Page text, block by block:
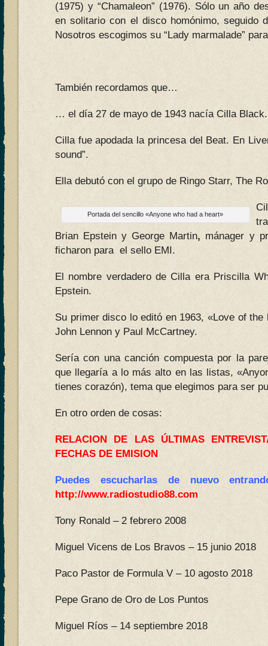
(1975) y “Chamaleon” (1976). Sólo un año
en solitario con el disco homónimo, seguido
Nosotros escogimos su “Lady marmalade”
También recordamos que…
… el día 27 de mayo de 1943 nacía Cilla Black.
Cilla fue apodada la princesa del Beat. En
sound”.
Ella debutó con el grupo de Ringo Starr, The
Portada del sencillo «Anyone who had a heart»
Brian Epstein y George Martin, mánager y
ficharon para el sello EMI.
El nombre verdadero de Cilla era Priscilla
Epstein.
Su primer disco lo editó en 1963, «Love of
John Lennon y Paul McCartney.
Sería con una canción compuesta por la
que llegaría a lo más alto en las listas,
tienes corazón), tema que elegimos para ser
En otro orden de cosas:
RELACION DE LAS ÚLTIMAS
FECHAS DE EMISION
Puedes escucharlas de nuevo
http://www.radiostudio88.com
Tony Ronald – 2 febrero 2008
Miguel Vicens de Los Bravos – 15 junio 2018
Paco Pastor de Formula V – 10 agosto 2018
Pepe Grano de Oro de Los Puntos
Miguel Ríos – 14 septiembre 2018